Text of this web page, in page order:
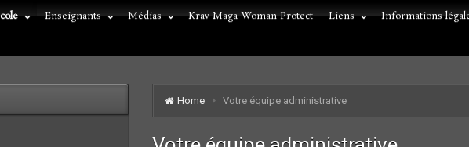
Enseignants Médias Krav Maga Woman Protect Liens Informations
Home Votre équipe administrative